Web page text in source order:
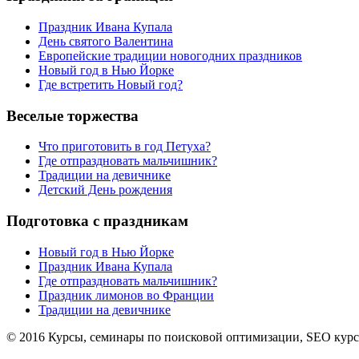
Праздник Ивана Купала
День святого Валентина
Европейские традиции новогодних праздников
Новый год в Нью Йорке
Где встретить Новый год?
Веселые торжества
Что приготовить в год Петуха?
Где отпраздновать мальчишник?
Традиции на девичнике
Детский День рождения
Подготовка с праздникам
Новый год в Нью Йорке
Праздник Ивана Купала
Где отпраздновать мальчишник?
Праздник лимонов во Франции
Традиции на девичнике
© 2016 Курсы, семинары по поисковой оптимизации, SEO